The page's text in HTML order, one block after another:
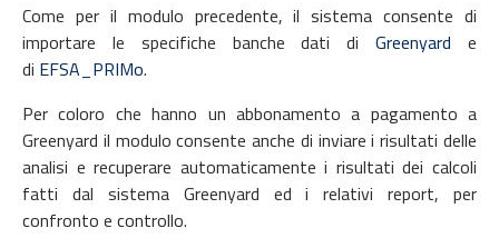
Come per il modulo precedente, il sistema consente di
importare le specifiche banche dati diGreenyard e
di EFSA_PRIMo.
Per coloro che hanno un abbonamento a pagamento a
Greenyard il modulo consente anche di inviare i risultati delle
analisi e recuperare automaticamente i risultati dei calcoli
fatti dal sistema Greenyard ed i relativi report, per
confronto e controllo.